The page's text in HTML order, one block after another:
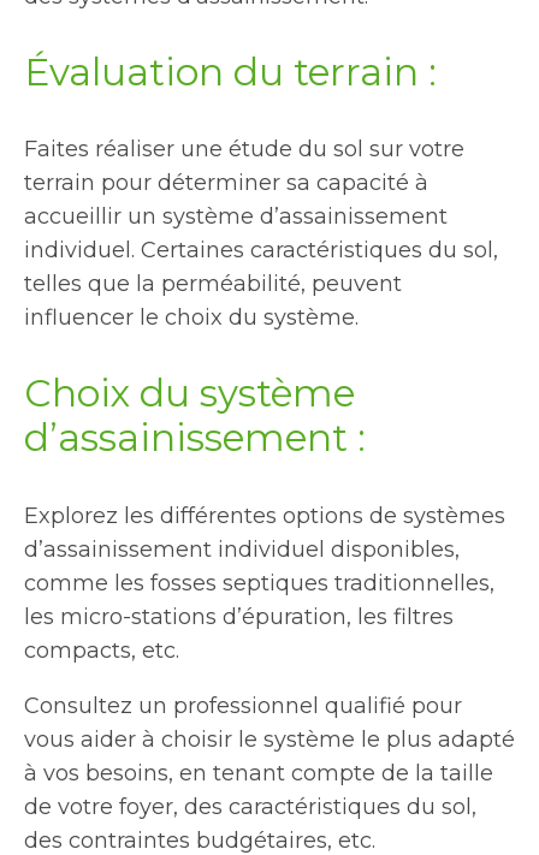
Évaluation du terrain :
Faites réaliser une étude du sol sur votre
terrain pour déterminer sa capacité à
accueillir un système d’assainissement
individuel. Certaines caractéristiques du sol,
telles que la perméabilité, peuvent
influencer le choix du système.
Choix du système
d’assainissement :
Explorez les différentes options de systèmes
d’assainissement individuel disponibles,
comme les fosses septiques traditionnelles,
les micro-stations d’épuration, les filtres
compacts, etc.
Consultez un professionnel qualifié pour
vous aider à choisir le système le plus adapté
à vos besoins, en tenant compte de la taille
de votre foyer, des caractéristiques du sol,
des contraintes budgétaires, etc.